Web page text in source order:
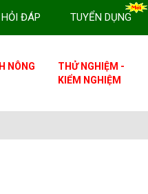
HỎI ĐÁP TUYỂN DỤNG
NÔNG
THỬ NGHIỆM -
KIỂM NGHIỆM